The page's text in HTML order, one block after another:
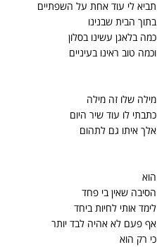
תביא לי עוד אחת על השפתיים
בתוך הבית שבנינו
כמה בלאגן עשינו בסלון
וכמה טוב ראינו בעיניים
מילה שלו זה מילה
כתבתי לו עוד שיר היום
אלך איתו גם לתהום
הוא
הסיבה שאין בי פחד
לימד אותי לחיות ביחד
אף פעם לא אהיה לבד יותר
כי רק הוא